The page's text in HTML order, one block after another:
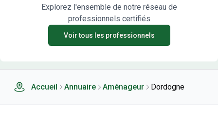
Explorez l'ensemble de notre réseau de
professionnels certifiés
Voir tous les professionnels
Accueil Annuaire Aménageur Dordogne